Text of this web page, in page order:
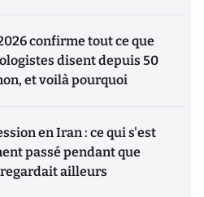
confirme tout ce que
disent depuis 50
et voilà pourquoi
en Iran : ce qui s'est
passé pendant que
ailleurs